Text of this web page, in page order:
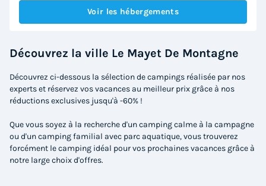
Voir les hébergements
Découvrez la ville Le Mayet De Montagne
Découvrez ci-dessous la sélection de campings réalisée par nos
experts et réservez vos vacances au meilleur prix grâce à nos
réductions exclusives jusqu'à -60% !
Que vous soyez à la recherche d'un camping calme à la campagne
ou d'un camping familial avec parc aquatique, vous trouverez
forcément le camping idéal pour vos prochaines vacances grâce à
notre large choix d'offres.